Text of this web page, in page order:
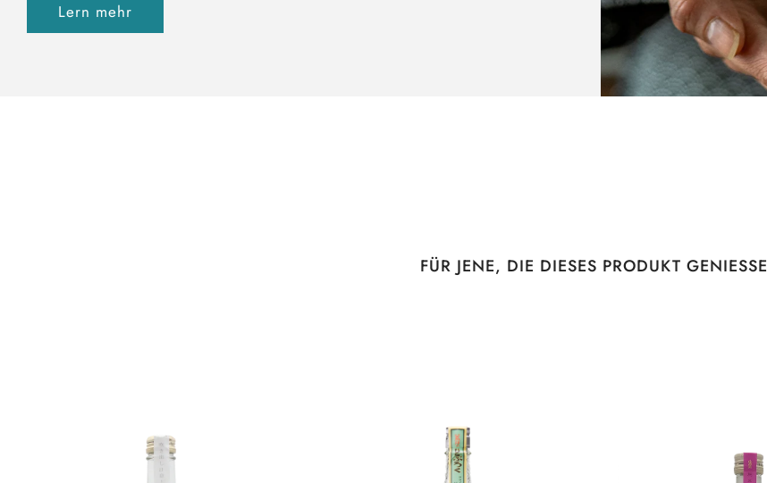
Lern mehr
FÜR JENE, DIE DIESES PRODUKT GENIESSEN